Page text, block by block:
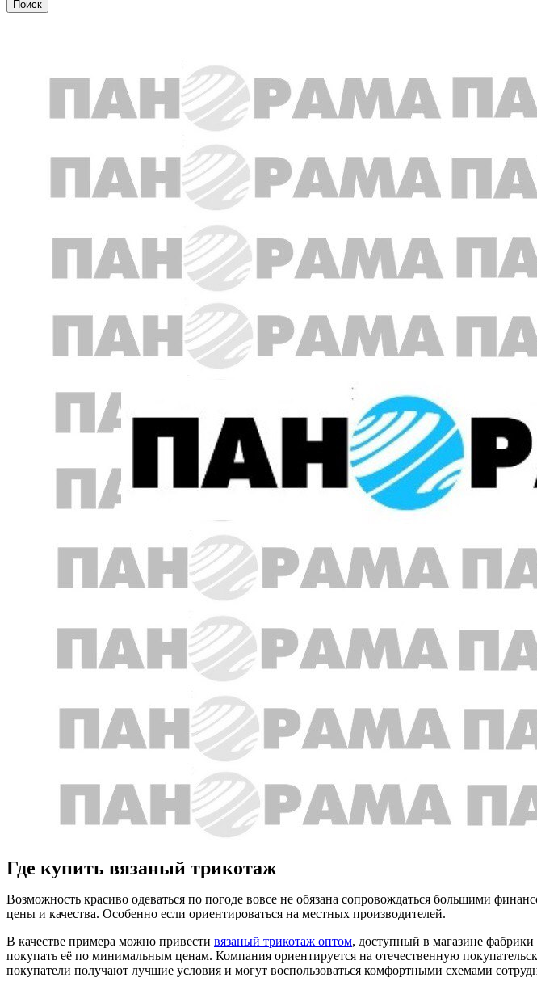
Где купить вязаный трикотаж
Возможность красиво одеваться по погоде вовсе не обязана сопровождаться большими
цены и качества. Особенно если ориентироваться на местных производителей.
В качестве примера можно привести вязаный трикотаж оптом, доступный в магазине
покупать её по минимальным ценам. Компания ориентируется на отечественную
покупатели получают лучшие условия и могут воспользоваться комфортными схемами